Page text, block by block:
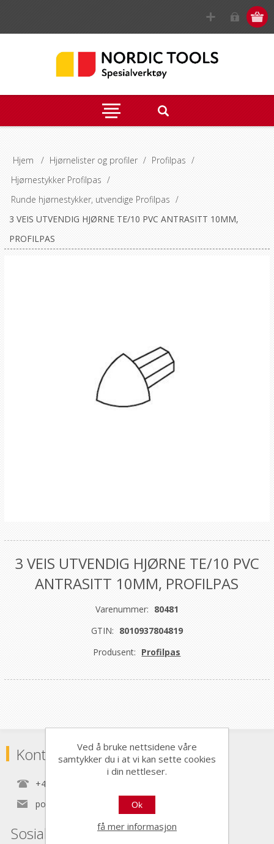
Hjem / Hjørnelister og profiler / Profilpas /
Hjørnestykker Profilpas /
Runde hjørnestykker, utvendige Profilpas /
3 VEIS UTVENDIG HJØRNE TE/10 PVC ANTRASITT 10MM,
PROFILPAS
3 VEIS UTVENDIG HJØRNE TE/10 PVC
ANTRASITT 10MM, PROFILPAS
Varenummer: 80481
GTIN: 8010937804819
Produsent: Profilpas
Kontaktinformasjon
+47 22 30 40 70
post@nordictools.no
Sosiale medier
Ved å bruke nettsidene våre
samtykker du i at vi kan sette cookies
i din nettleser.
Ok
få mer informasjon